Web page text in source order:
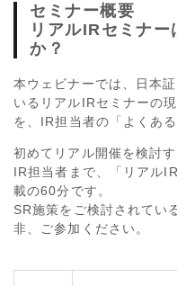
セミナー概要
リアルIRセミナ
か？
本ウェビナーでは、日本
いるリアルIRセミナーの
を、IR担当者の「よくあ
初めてリアル開催を検討
IR担当者まで、「リアル
載の60分です。
SR施策をご検討されてい
非、ご参加ください。